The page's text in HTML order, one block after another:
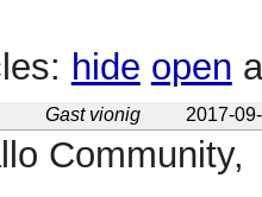
hide open
Gast vionig 2017-
Community,